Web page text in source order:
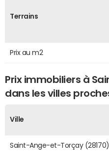
Terrains
Prix au m2
Prix immobiliers à
dans les villes
Ville
Saint-Ange-et-Torçay (28170)